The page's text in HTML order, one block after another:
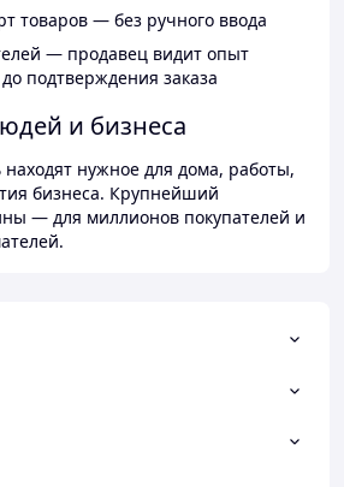
товаров — без ручного ввода
— продавец видит опыт
подтверждения заказа
и бизнеса
нужное для дома, работы,
бизнеса. Крупнейший
— для миллионов покупателей и